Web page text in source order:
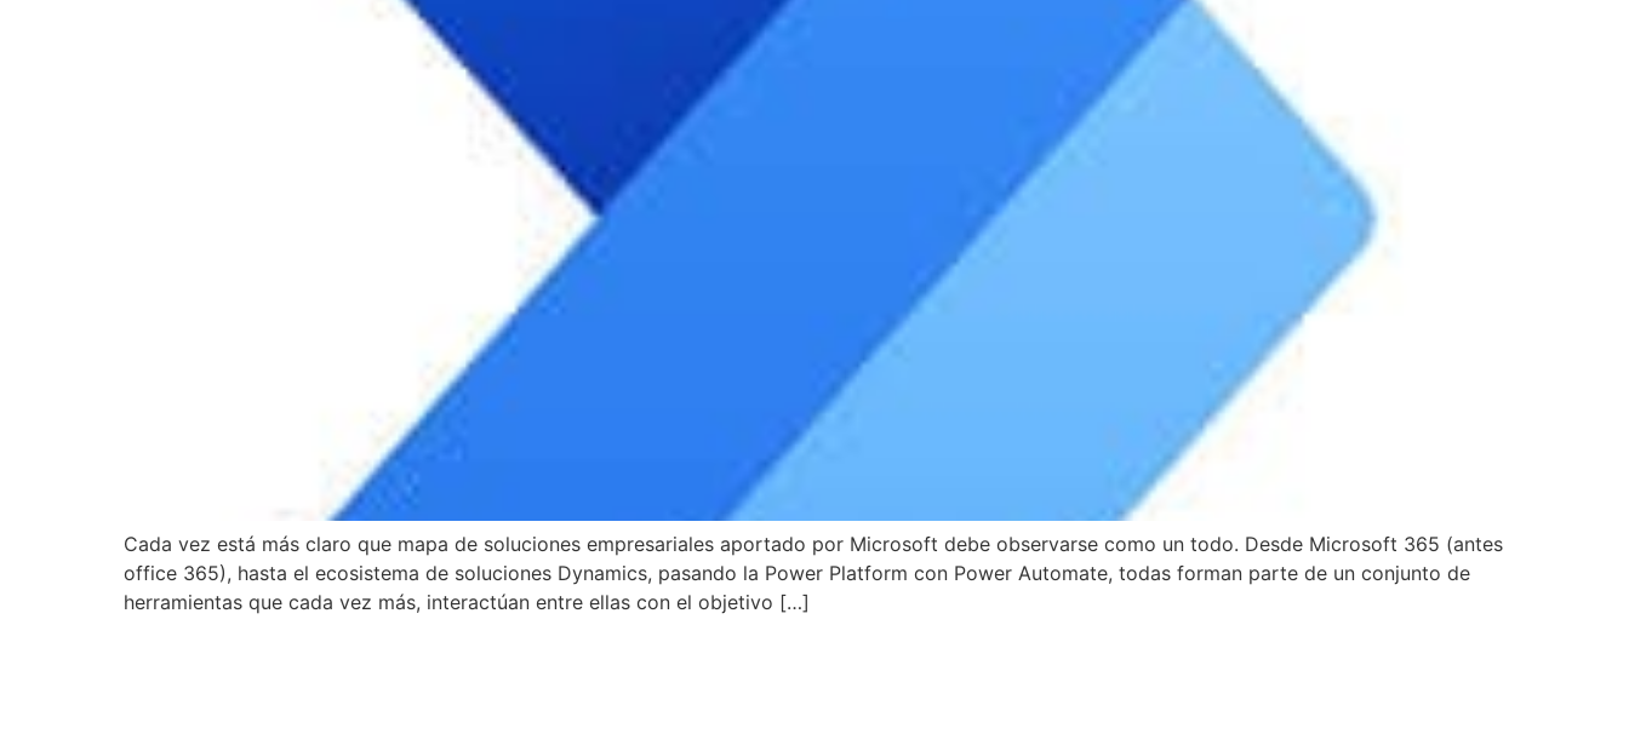
Cada vez está más claro que mapa de soluciones empresariales aportado por Microsoft debe observarse como un todo. Desde Microsoft 365 (antes
office 365), hasta el ecosistema de soluciones Dynamics, pasando la Power Platform con Power Automate, todas forman parte de un conjunto de
herramientas que cada vez más, interactúan entre ellas con el objetivo […]